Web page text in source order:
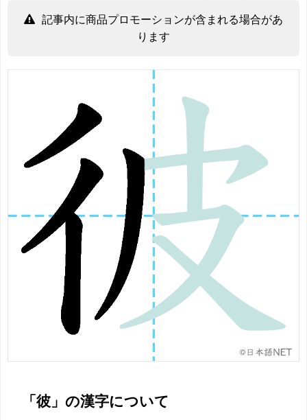
記事内に商品プロモーションが含まれる場合があ
ります
「彼」の漢字について